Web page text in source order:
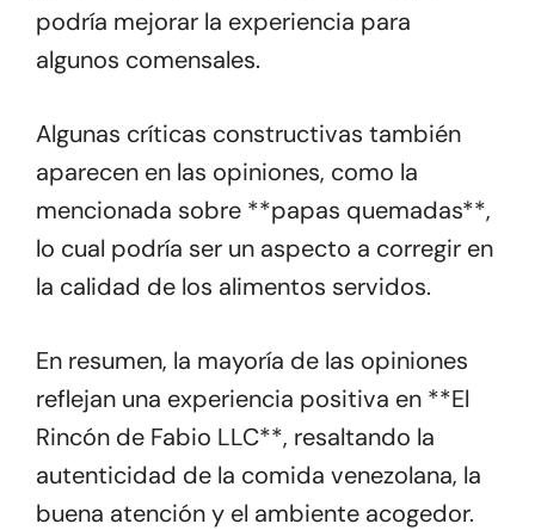
podría mejorar la experiencia para
algunos comensales.
Algunas críticas constructivas también
aparecen en las opiniones, como la
mencionada sobre **papas quemadas**,
lo cual podría ser un aspecto a corregir en
la calidad de los alimentos servidos.
En resumen, la mayoría de las opiniones
reflejan una experiencia positiva en **El
Rincón de Fabio LLC**, resaltando la
autenticidad de la comida venezolana, la
buena atención y el ambiente acogedor.